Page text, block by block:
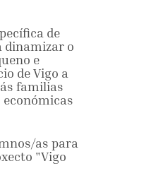
de
dinamizar o
e
de Vigo a
familias
económicas
as para
"Vigo